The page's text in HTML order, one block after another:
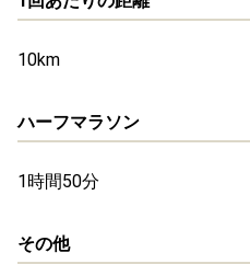
10km
ハーフマラソン
1時間50分
その他